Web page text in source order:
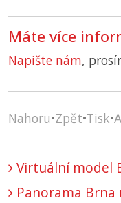
Máte více
Napište nám,
Nahoru•Zpět•Tisk•
Virtuální model
Panorama Brna